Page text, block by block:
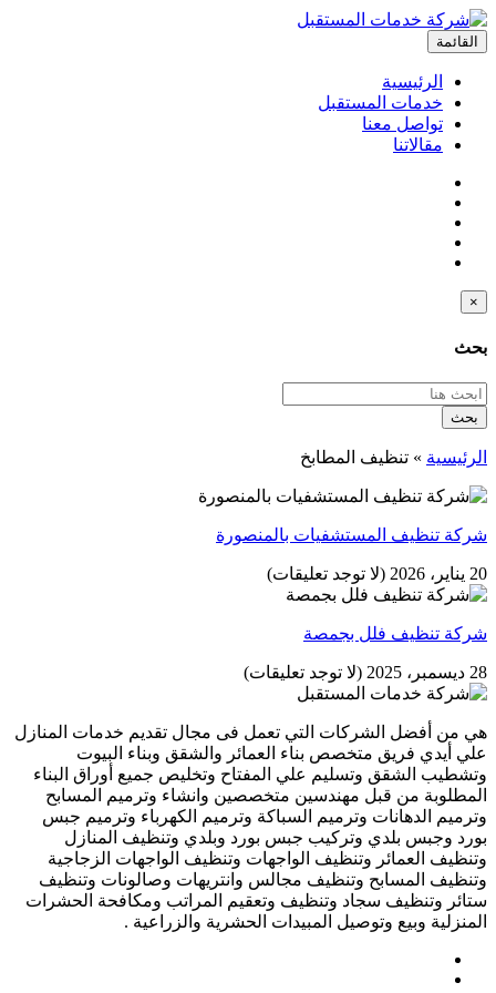
القائمة
الرئيسية
خدمات المستقبل
تواصل معنا
مقالاتنا
×
بحث
بحث
الرئيسية » تنظيف المطابخ
شركة تنظيف المستشفيات بالمنصورة
20 يناير، 2026 (لا توجد تعليقات)
شركة تنظيف فلل بجمصة
28 ديسمبر، 2025 (لا توجد تعليقات)
هي من أفضل الشركات التي تعمل فى مجال تقديم خدمات المنازل
علي أيدي فريق متخصص بناء العمائر والشقق وبناء البيوت
وتشطيب الشقق وتسليم علي المفتاح وتخليص جميع أوراق البناء
المطلوبة من قبل مهندسين متخصصين وانشاء وترميم المسابح
وترميم الدهانات وترميم السباكة وترميم الكهرباء وترميم جبس
بورد وجبس بلدي وتركيب جبس بورد وبلدي وتنظيف المنازل
وتنظيف العمائر وتنظيف الواجهات وتنظيف الواجهات الزجاجية
وتنظيف المسابح وتنظيف مجالس وانتريهات وصالونات وتنظيف
ستائر وتنظيف سجاد وتنظيف وتعقيم المراتب ومكافحة الحشرات
المنزلية وبيع وتوصيل المبيدات الحشرية والزراعية .